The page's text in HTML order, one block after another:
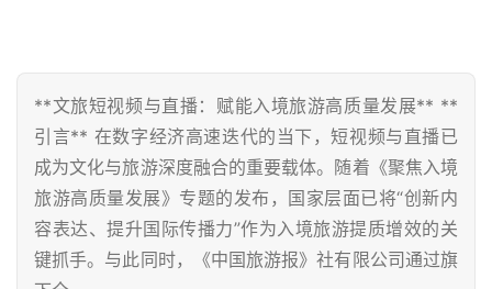
**文旅短视频与直播：赋能入境旅游高质量发展** **
引言** 在数字经济高速迭代的当下，短视频与直播已
成为文化与旅游深度融合的重要载体。随着《聚焦入境
旅游高质量发展》专题的发布，国家层面已将“创新内
容表达、提升国际传播力”作为入境旅游提质增效的关
键抓手。与此同时，《中国旅游报》社有限公司通过旗